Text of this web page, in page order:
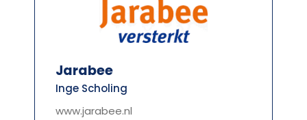
Jarabee
Inge Scholing
www.jarabee.nl